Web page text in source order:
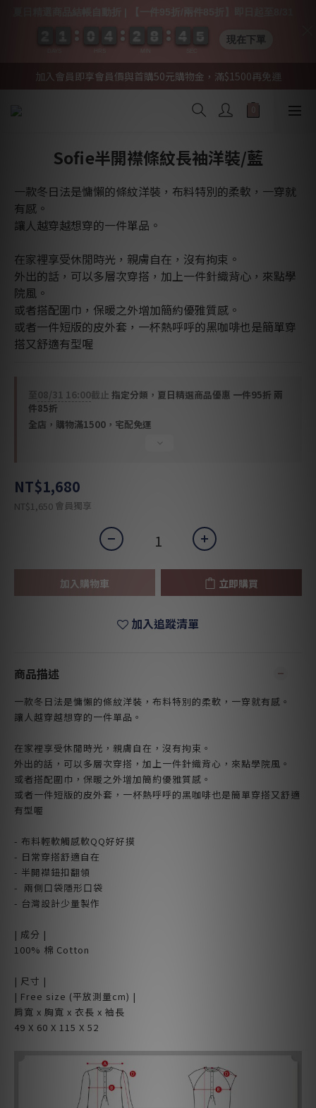
加入會員即享會員價與首購50元購物金，滿$1500再免運
Sofie半開襟條紋長袖洋裝/藍
一款冬日法是慵懶的條紋洋裝，布料特別的柔軟，一穿就
有感。
讓人越穿越想穿的一件單品。
在家裡享受休閒時光，親膚自在，沒有拘束。
外出的話，可以多層次穿搭，加上一件針織背心，來點學
院風。
或者搭配圍巾，保暖之外增加簡約優雅質感。
或者一件短版的皮外套，一杯熱呼呼的黑咖啡也是簡單穿
搭又舒適有型喔
08/31 16:00截止 指定分類，夏日精選商品優惠 一件95折 兩
件85折
全店，購物滿1500，宅配免運
NT$1,680
NT$1,650 會員獨享
加入購物車 立即購買
加入追蹤清單
商品描述
一款冬日法是慵懶的條紋洋裝，布料特別的柔軟，一穿就有感。
讓人越穿越想穿的一件單品。
在家裡享受休閒時光，親膚自在，沒有拘束。
外出的話，可以多層次穿搭，加上一件針織背心，來點學院風。
或者搭配圍巾，保暖之外增加簡約優雅質感。
或者一件短版的皮外套，一杯熱呼呼的黑咖啡也是簡單穿搭又舒適
有型喔
- 布料輕軟觸感軟QQ好好摸
- 日常穿搭舒適自在
- 半開襟鈕扣翻領
- 兩側口袋隱形口袋
- 台灣設計少量製作
| 成分 |
100% 棉 Cotton
| 尺寸 |
| Free size (平放測量cm) |
肩寬 x 胸寬 x 衣長 x 袖長
49 X 60 X 115 X 52
4444 2
2
2
2 8
8
8
8 4
4
4
4 0
0
4
4
4
4 現在下單